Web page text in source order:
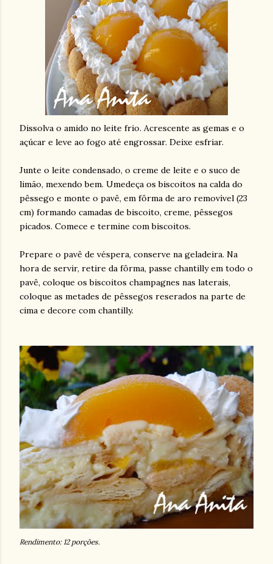
Dissolva o amido no leite frio. Acrescente as gemas e o
açúcar e leve ao fogo até engrossar. Deixe esfriar.
Junte o leite condensado, o creme de leite e o suco de
limão, mexendo bem. Umedeça os biscoitos na calda do
pêssego e monte o pavê, em fôrma de aro removível (23
cm) formando camadas de biscoito, creme, pêssegos
picados. Comece e termine com biscoitos.
Prepare o pavê de véspera, conserve na geladeira. Na
hora de servir, retire da fôrma, passe chantilly em todo o
pavê, coloque os biscoitos champagnes nas laterais,
coloque as metades de pêssegos reserados na parte de
cima e decore com chantilly.
Rendimento: 12 porções.